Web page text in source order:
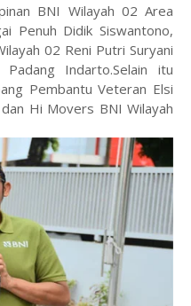
BNI Wilayah 02 Area
Penuh Didik Siswantono,
02 Reni Putri Suryani
Indarto.Selain itu
Pembantu Veteran Elsi
Hi Movers BNI Wilayah